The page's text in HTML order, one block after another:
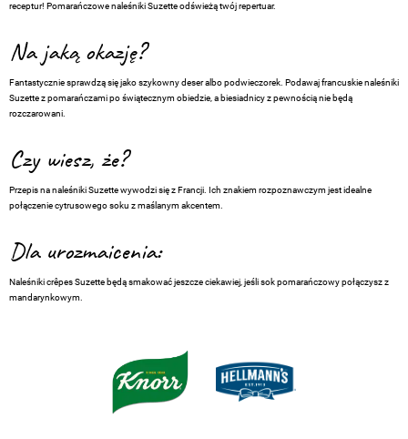
receptur! Pomarańczowe naleśniki Suzette odświeżą twój repertuar.
Na jaką okazję?
Fantastycznie sprawdzą się jako szykowny deser albo podwieczorek. Podawaj francuskie naleśniki
Suzette z pomarańczami po świątecznym obiedzie, a biesiadnicy z pewnością nie będą
rozczarowani.
Czy wiesz, że?
Przepis na naleśniki Suzette wywodzi się z Francji. Ich znakiem rozpoznawczym jest idealne
połączenie cytrusowego soku z maślanym akcentem.
Dla urozmaicenia:
Naleśniki crêpes Suzette będą smakować jeszcze ciekawiej, jeśli sok pomarańczowy połączysz z
mandarynkowym.